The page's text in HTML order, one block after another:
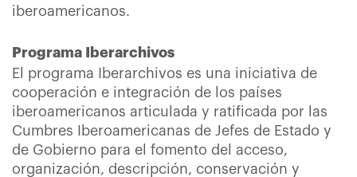
iberoamericanos.
Programa Iberarchivos
El programa Iberarchivos es una iniciativa de
cooperación e integración de los países
iberoamericanos articulada y ratificada por las
Cumbres Iberoamericanas de Jefes de Estado y
de Gobierno para el fomento del acceso,
organización, descripción, conservación y